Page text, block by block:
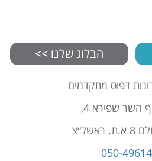
הבלוג שלנו >>
דפוס מתקדמים
השר שפירא 4,
050-